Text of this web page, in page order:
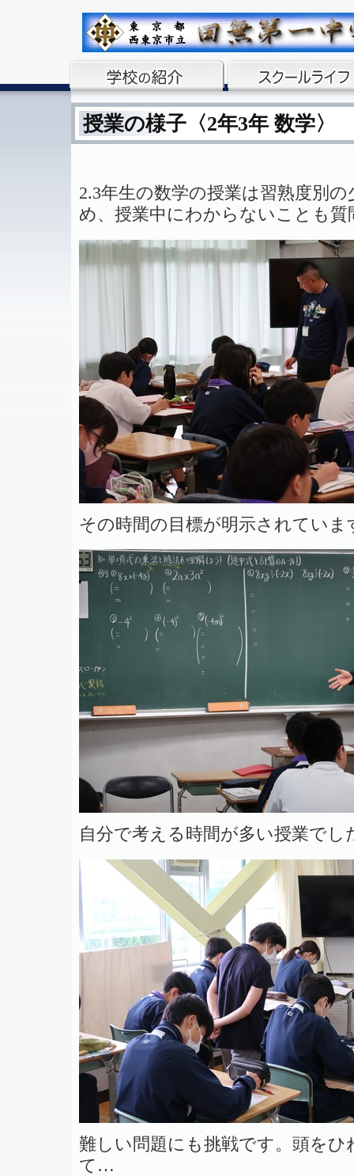
授業の様子〈2年3年 数学〉
2.3年生の数学の授業は習熟度別
め、授業中にわからないことも
その時間の目標が明示されていま
自分で考える時間が多い授業でし
難しい問題にも挑戦です。頭を
て…